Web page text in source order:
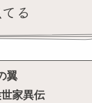
る
翼
家異伝